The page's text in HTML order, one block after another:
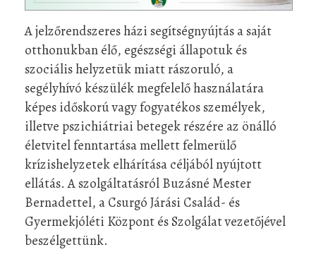
A jelzőrendszeres házi segítségnyújtás a saját
otthonukban élő, egészségi állapotuk és
szociális helyzetük miatt rászoruló, a
segélyhívó készülék megfelelő használatára
képes időskorú vagy fogyatékos személyek,
illetve pszichiátriai betegek részére az önálló
életvitel fenntartása mellett felmerülő
krízishelyzetek elhárítása céljából nyújtott
ellátás. A szolgáltatásról Buzásné Mester
Bernadettel, a Csurgó Járási Család- és
Gyermekjóléti Központ és Szolgálat vezetőjével
beszélgettünk.